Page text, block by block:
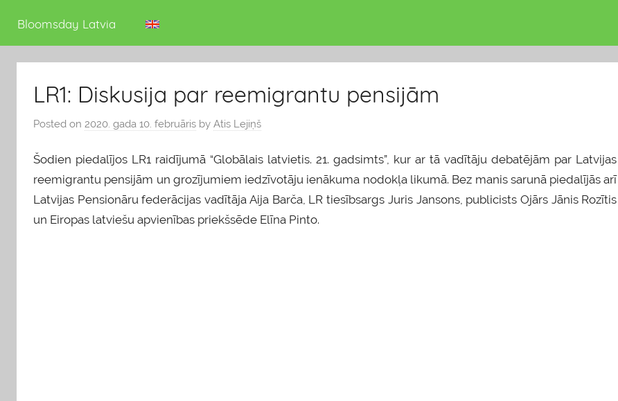
Bloomsday Latvia
LR1: Diskusija par reemigrantu pensijām
Posted on 2020. gada 10. februāris by Atis Lejiņš
Šodien piedalījos LR1 raidījumā “Globālais latvietis. 21. gadsimts”, kur ar tā vadītāju debatējām par Latvijas
reemigrantu pensijām un grozījumiem iedzīvotāju ienākuma nodokļa likumā. Bez manis sarunā piedalījās arī
Latvijas Pensionāru federācijas vadītāja Aija Barča, LR tiesībsargs Juris Jansons, publicists Ojārs Jānis Rozītis
un Eiropas latviešu apvienības priekšsēde Elīna Pinto.